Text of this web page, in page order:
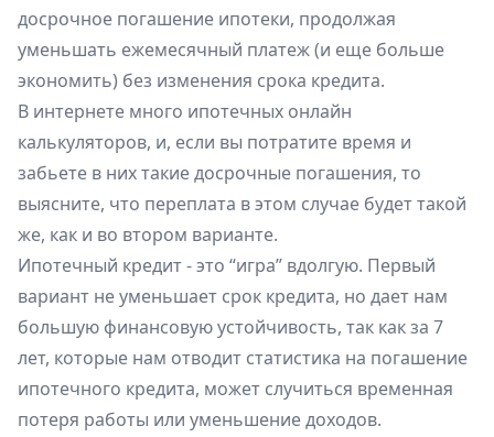
досрочное погашение ипотеки, продолжая
уменьшать ежемесячный платеж (и еще больше
экономить) без изменения срока кредита.
В интернете много ипотечных онлайн
калькуляторов, и, если вы потратите время и
забьете в них такие досрочные погашения, то
выясните, что переплата в этом случае будет такой
же, как и во втором варианте.
Ипотечный кредит - это “игра” вдолгую. Первый
вариант не уменьшает срок кредита, но дает нам
большую финансовую устойчивость, так как за 7
лет, которые нам отводит статистика на погашение
ипотечного кредита, может случиться временная
потеря работы или уменьшение доходов.